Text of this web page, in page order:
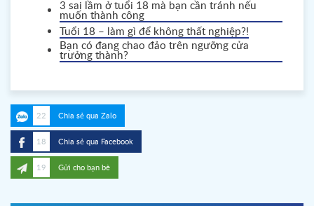
3 sai lầm ở tuổi 18 mà bạn cần tránh nếu
muốn thành công
Tuổi 18 – làm gì để không thất nghiệp?!
Bạn có đang chao đảo trên ngưỡng cửa
trưởng thành?
22 Chia sẻ qua Zalo
18 Chia sẻ qua Facebook
19 Gửi cho bạn bè